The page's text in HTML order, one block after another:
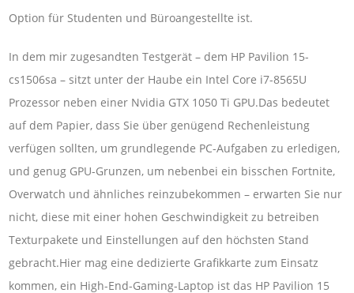
Option für Studenten und Büroangestellte ist.
In dem mir zugesandten Testgerät – dem HP Pavilion 15-
cs1506sa – sitzt unter der Haube ein Intel Core i7-8565U
Prozessor neben einer Nvidia GTX 1050 Ti GPU.Das bedeutet
auf dem Papier, dass Sie über genügend Rechenleistung
verfügen sollten, um grundlegende PC-Aufgaben zu erledigen,
und genug GPU-Grunzen, um nebenbei ein bisschen Fortnite,
Overwatch und ähnliches reinzubekommen – erwarten Sie nur
nicht, diese mit einer hohen Geschwindigkeit zu betreiben
Texturpakete und Einstellungen auf den höchsten Stand
gebracht.Hier mag eine dedizierte Grafikkarte zum Einsatz
kommen, ein High-End-Gaming-Laptop ist das HP Pavilion 15